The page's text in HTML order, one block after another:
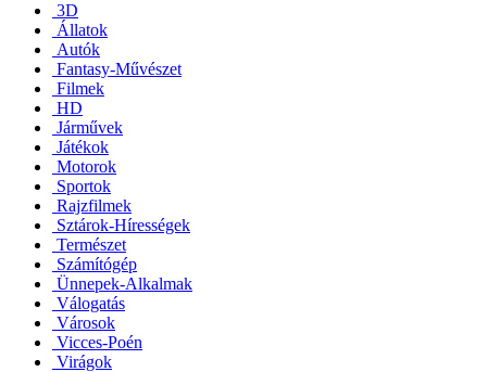
3D
Állatok
Autók
Fantasy-Művészet
Filmek
HD
Járművek
Játékok
Motorok
Sportok
Rajzfilmek
Sztárok-Hírességek
Természet
Számítógép
Ünnepek-Alkalmak
Válogatás
Városok
Vicces-Poén
Virágok